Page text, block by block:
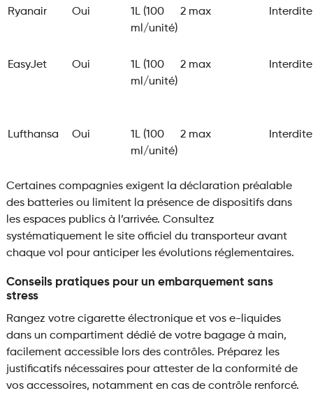
Ryanair Oui
1L (100
ml/unité)
2 max Interdite
EasyJet Oui
1L (100
ml/unité)
2 max Interdite
Lufthansa Oui
1L (100
ml/unité)
2 max Interdite
Certaines compagnies exigent la déclaration préalable
des batteries ou limitent la présence de dispositifs dans
les espaces publics à l’arrivée. Consultez
systématiquement le site officiel du transporteur avant
chaque vol pour anticiper les évolutions réglementaires.
Conseils pratiques pour un embarquement sans
stress
Rangez votre cigarette électronique et vos e-liquides
dans un compartiment dédié de votre bagage à main,
facilement accessible lors des contrôles. Préparez les
justificatifs nécessaires pour attester de la conformité de
vos accessoires, notamment en cas de contrôle renforcé.